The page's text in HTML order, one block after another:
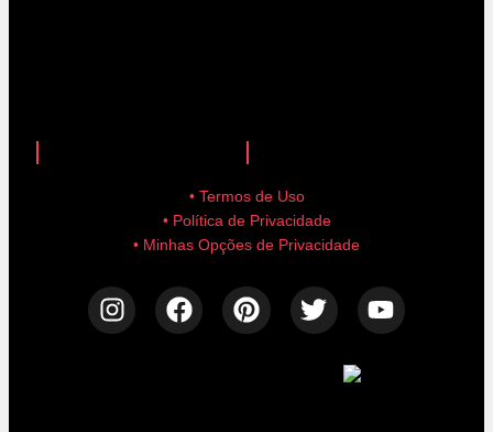
• Termos de Uso
• Política de Privacidade
• Minhas Opções de Privacidade